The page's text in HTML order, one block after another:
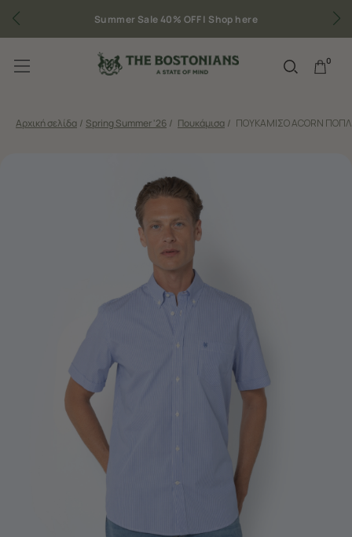
Δωρεάν μεταφορικά για παραγγελίες άνω των 50€
0
Αρχική σελίδα / Spring Summer '26 / Πουκάμισα / ΠΟΥΚΑΜΙΣΟ ACORN